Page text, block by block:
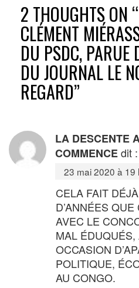
2 THOUGHTS ON “
CLÉMENT
DU PSDC,
DU JOURNAL LE
REGARD”
LA DESCENTE
COMMENCEdit :
23 mai 2020 à 19
CELA FAIT
D’ANNÉES
AVEC LE
MAL
OCCASION
POLITIQUE,
AU CONGO.